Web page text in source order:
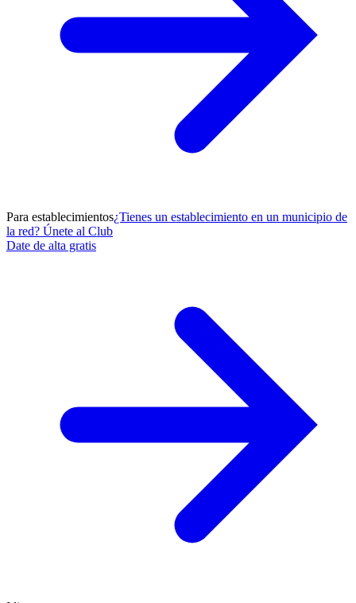
Para establecimientos¿Tienes un establecimiento en un municipio de
la red? Únete al Club
Date de alta gratis